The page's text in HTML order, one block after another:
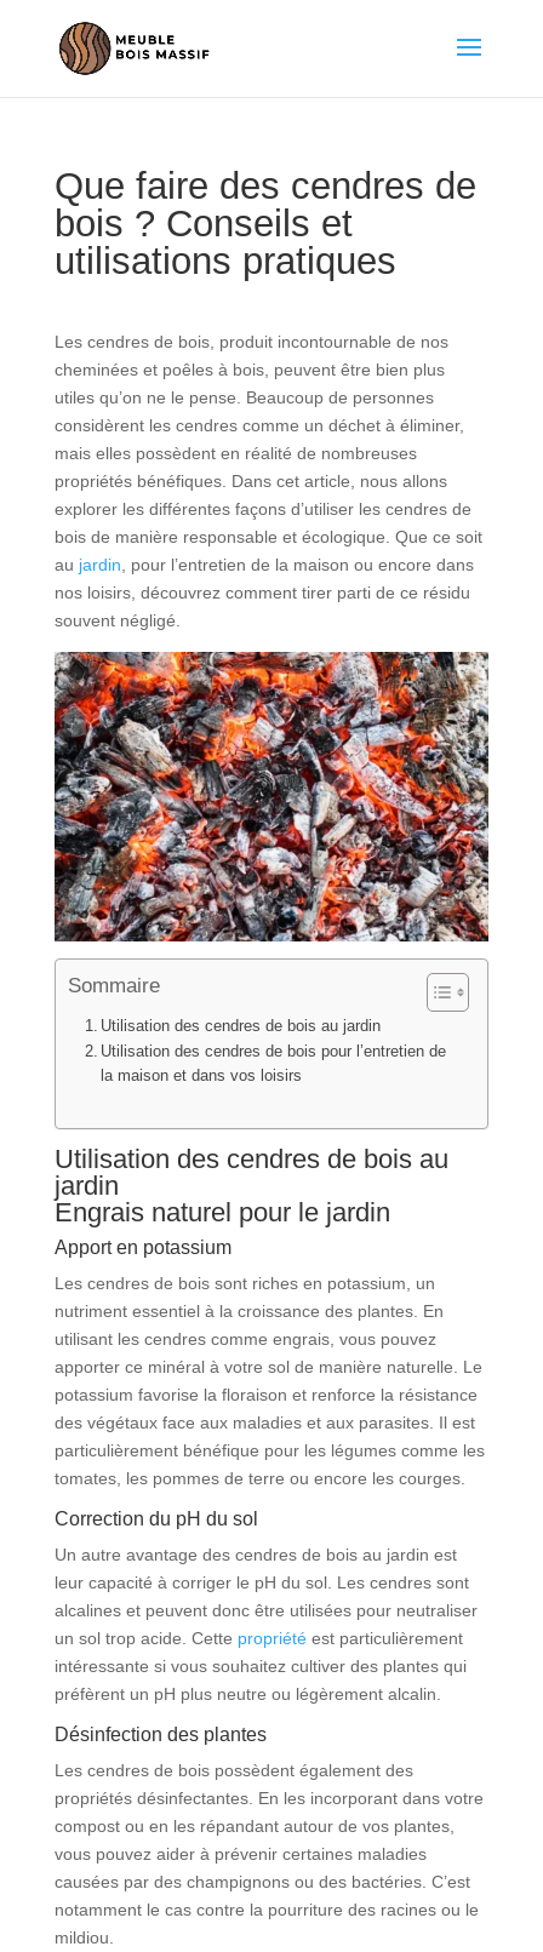
Que faire des cendres de
bois ? Conseils et
utilisations pratiques
Les cendres de bois, produit incontournable de nos
cheminées et poêles à bois, peuvent être bien plus
utiles qu’on ne le pense. Beaucoup de personnes
considèrent les cendres comme un déchet à éliminer,
mais elles possèdent en réalité de nombreuses
propriétés bénéfiques. Dans cet article, nous allons
explorer les différentes façons d’utiliser les cendres de
bois de manière responsable et écologique. Que ce soit
au jardin , pour l’entretien de la maison ou encore dans
nos loisirs, découvrez comment tirer parti de ce résidu
souvent négligé.
Sommaire
Utilisation des cendres de bois au jardin
Utilisation des cendres de bois pour l’entretien de
la maison et dans vos loisirs
Utilisation des cendres de bois au
jardin
Engrais naturel pour le jardin
Apport en potassium
Les cendres de bois sont riches en potassium, un
nutriment essentiel à la croissance des plantes. En
utilisant les cendres comme engrais, vous pouvez
apporter ce minéral à votre sol de manière naturelle. Le
potassium favorise la floraison et renforce la résistance
des végétaux face aux maladies et aux parasites. Il est
particulièrement bénéfique pour les légumes comme les
tomates, les pommes de terre ou encore les courges.
Correction du pH du sol
Un autre avantage des cendres de bois au jardin est
leur capacité à corriger le pH du sol. Les cendres sont
alcalines et peuvent donc être utilisées pour neutraliser
un sol trop acide. Cette propriétéest particulièrement
intéressante si vous souhaitez cultiver des plantes qui
préfèrent un pH plus neutre ou légèrement alcalin.
Désinfection des plantes
Les cendres de bois possèdent également des
propriétés désinfectantes. En les incorporant dans votre
compost ou en les répandant autour de vos plantes,
vous pouvez aider à prévenir certaines maladies
causées par des champignons ou des bactéries. C’est
notamment le cas contre la pourriture des racines ou le
mildiou.